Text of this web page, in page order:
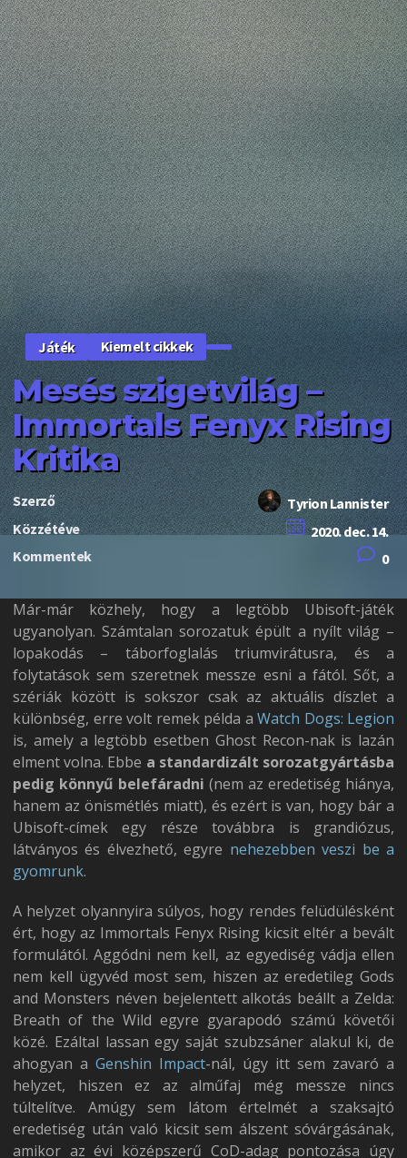
Játék Kiemelt cikkek
Mesés szigetvilág –
Immortals Fenyx Rising
Kritika
Szerző
Tyrion Lannister
Közzétéve
2020. dec. 14.
Kommentek
0
Már-már közhely, hogy a legtöbb Ubisoft-játék
ugyanolyan. Számtalan sorozatuk épült a nyílt világ –
lopakodás – táborfoglalás triumvirátusra, és a
folytatások sem szeretnek messze esni a fától. Sőt, a
szériák között is sokszor csak az aktuális díszlet a
különbség, erre volt remek példa a Watch Dogs: Legion
is, amely a legtöbb esetben Ghost Recon-nak is lazán
elment volna. Ebbe a standardizált sorozatgyártásba
pedig könnyű belefáradni (nem az eredetiség hiánya,
hanem az önismétlés miatt), és ezért is van, hogy bár a
Ubisoft-címek egy része továbbra is grandiózus,
látványos és élvezhető, egyre nehezebben veszi be a
gyomrunk.
A helyzet olyannyira súlyos, hogy rendes felüdülésként
ért, hogy az Immortals Fenyx Rising kicsit eltér a bevált
formulától. Aggódni nem kell, az egyediség vádja ellen
nem kell ügyvéd most sem, hiszen az eredetileg Gods
and Monsters néven bejelentett alkotás beállt a Zelda:
Breath of the Wild egyre gyarapodó számú követői
közé. Ezáltal lassan egy saját szubzsáner alakul ki, de
ahogyan a Genshin Impact-nál, úgy itt sem zavaró a
helyzet, hiszen ez az alműfaj még messze nincs
túltelítve. Amúgy sem látom értelmét a szaksajtó
eredetiség után való kicsit sem álszent sóvárgásának,
amikor az évi középszerű CoD-adag pontozása úgy